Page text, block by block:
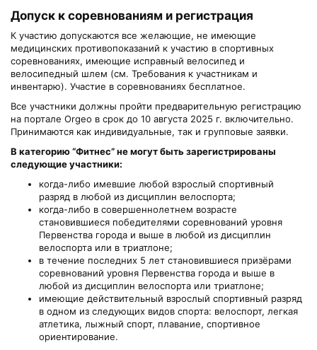
Допуск к соревнованиям и регистрация
К участию допускаются все желающие, не имеющие
медицинских противопоказаний к участию в спортивных
соревнованиях, имеющие исправный велосипед и
велосипедный шлем (см. Требования к участникам и
инвентарю). Участие в соревнованиях бесплатное.
Все участники должны пройти предварительную регистрацию
на портале Orgeo в срок до 10 августа 2025 г. включительно.
Принимаются как индивидуальные, так и групповые заявки.
В категорию “Фитнес” не могут быть зарегистрированы
следующие участники:
когда-либо имевшие любой взрослый спортивный
разряд в любой из дисциплин велоспорта;
когда-либо в совершеннолетнем возрасте
становившиеся победителями соревнований уровня
Первенства города и выше в любой из дисциплин
велоспорта или в триатлоне;
в течение последних 5 лет становившиеся призёрами
соревнований уровня Первенства города и выше в
любой из дисциплин велоспорта или триатлоне;
имеющие действительный взрослый спортивный разряд
в одном из следующих видов спорта: велоспорт, легкая
атлетика, лыжный спорт, плавание, спортивное
ориентирование.